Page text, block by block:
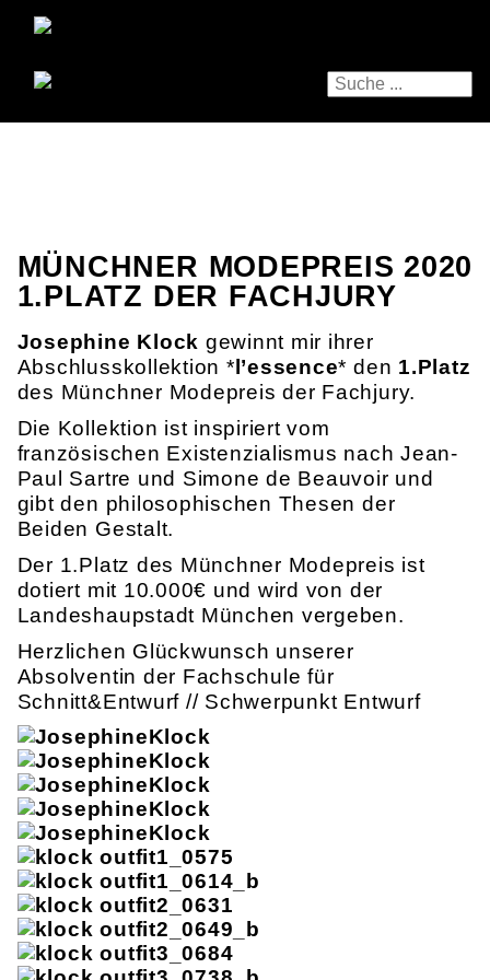
MÜNCHNER MODEPREIS 2020
1.PLATZ DER FACHJURY
Josephine Klock gewinnt mir ihrer
Abschlusskollektion * l’essence* den 1.Platz
des Münchner Modepreis der Fachjury.
Die Kollektion ist inspiriert vom
französischen Existenzialismus nach Jean-
Paul Sartre und Simone de Beauvoir und
gibt den philosophischen Thesen der
Beiden Gestalt.
Der 1.Platz des Münchner Modepreis ist
dotiert mit 10.000€ und wird von der
Landeshaupstadt München vergeben.
Herzlichen Glückwunsch unserer
Absolventin der Fachschule für
Schnitt&Entwurf // Schwerpunkt Entwurf